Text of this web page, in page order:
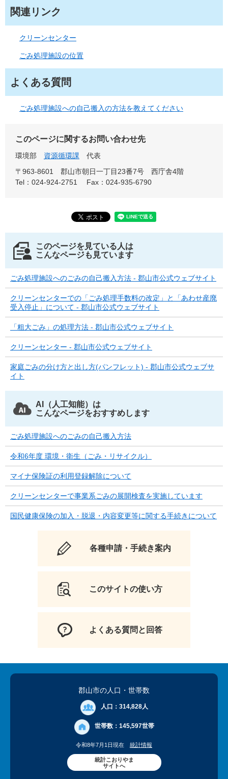
関連リンク
クリーンセンター
ごみ処理施設の位置
よくある質問
ごみ処理施設への自己搬入の方法を教えてください
このページに関するお問い合わせ先
環境部 資源循環課
代表
〒963-8601
郡山市朝日一丁目23番7号 西庁舎4階
Tel：024-924-2751
Fax：024-935-6790
このページを見ている人は
こんなページも見ています
ごみ処理施設へのごみの自己搬入方法 - 郡山市公式ウェブサイト
クリーンセンターでの「ごみ処理手数料の改定」と「あわせ産廃
受入停止」について - 郡山市公式ウェブサイト
「粗大ごみ」の処理方法 - 郡山市公式ウェブサイト
クリーンセンター - 郡山市公式ウェブサイト
家庭ごみの分け方と出し方(パンフレット) - 郡山市公式ウェブサ
イト
AI（人工知能）は
こんなページをおすすめします
ごみ処理施設へのごみの自己搬入方法
令和6年度 環境・衛生（ごみ・リサイクル）
マイナ保険証の利用登録解除について
クリーンセンターで事業系ごみの展開検査を実施しています
国民健康保険の加入・脱退・内容変更等に関する手続きについて
各種申請・手続き案内
このサイトの使い方
よくある質問と回答
郡山市の人口 ・世帯数
人口： 314,828人
世帯数： 145,597世帯
令和8年7月1日現在 統計情報
統計こおりやま
サイトへ